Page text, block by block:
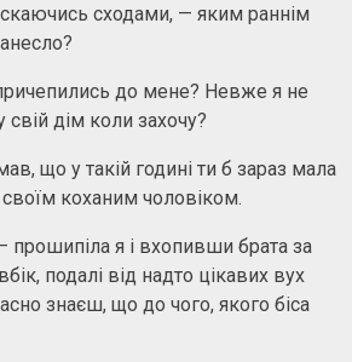
сходами, — яким раннім
до мене? Невже я не
дім коли захочу?
що у такій годині ти б зараз мала
своїм коханим чоловіком.
прошипіла я і вхопивши брата за
подалі від надто цікавих вух
знаєш, що до чого, якого біса